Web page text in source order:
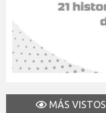
MÁS VISTOS